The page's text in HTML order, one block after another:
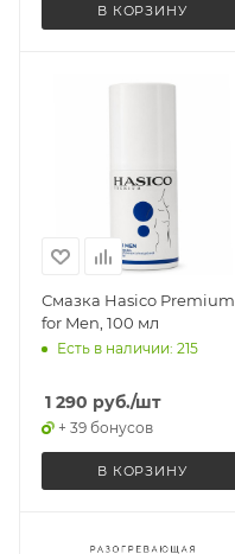
В КОРЗИНУ
Смазка Hasico Premium
for Men, 100 мл
Есть в наличии: 215
1 290 руб./шт
+ 39 бонусов
В КОРЗИНУ